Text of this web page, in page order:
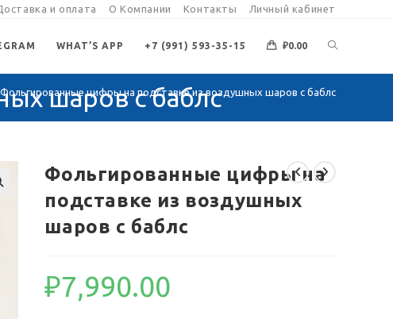
и оплата О Компании Контакты Личный кабинет
WHAT’S APP +7 (991) 593-35-15 ₽0.00
ПОИСК
шаров с баблс
Фольгированные цифры на подставке из воздушных шаров с баблс
Фольгированные цифры на
подставке из воздушных
шаров с баблс
₽7,990.00